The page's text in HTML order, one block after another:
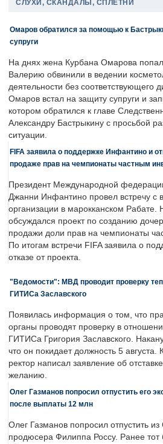
СЛУХИ, СКАНДАЛЫ, СПЛЕТНИ
Омаров обратился за помощью к
супруги
На днях жена Курбана Омарова
Валерию обвинили в ведении
деятельности без соответствующего
Омаров встал на защиту супруги и
котором обратился к главе
Александру Бастрыкину с просьбой
ситуации.
FIFA заявила о поддержке Инфантино и
продаже прав на чемпионаты частным
Президент Международной
Джанни Инфантино провел встречу с
организации в марокканском Рабате.
обсуждался проект по созданию
продажи доли прав на чемпионаты
По итогам встречи FIFA заявила о
отказе от проекта.
"Ведомости": МВД проводит проверку
ГИТИСа Заславского
Появилась информация о том, что
органы проводят проверку в
ГИТИСа Григория Заславского.
что он покидает должность 5 августа.
ректор написал заявление об
желанию.
Олег Газманов попросил отпустить его
после выплаты 12 млн
Олег Газманов попросил отпустить
продюсера Филиппа Россу. Ранее тот